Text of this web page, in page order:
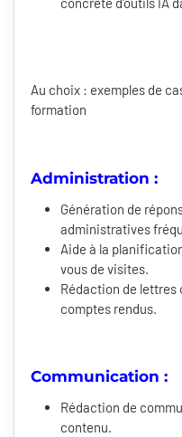
Au choix : exemples de
formation
Administration :
Génération de
administratives
Aide à la
vous de visites.
Rédaction de
comptes rendus.
Communication :
Rédaction de
contenu.